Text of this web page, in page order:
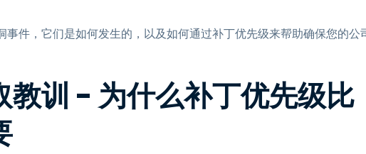
件，它们是如何发生的，以及如何通过补丁优先级来帮助确保您的公
教训 -为什么补丁优先级比